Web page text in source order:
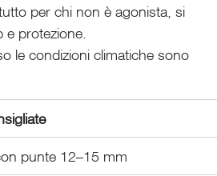
per chi non è agonista, si
protezione.
le condizioni climatiche sono
punte 12–15 mm